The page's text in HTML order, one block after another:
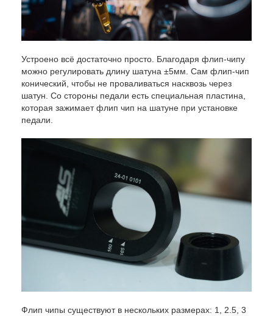
Устроено всё достаточно просто. Благодаря флип-чипу
можно регулировать длину шатуна ±5мм. Сам флип-чип
конический, чтобы не проваливаться насквозь через
шатун. Со стороны педали есть специальная пластина,
которая зажимает флип чип на шатуне при установке
педали.
Флип чипы существуют в нескольких размерах: 1, 2.5, 3